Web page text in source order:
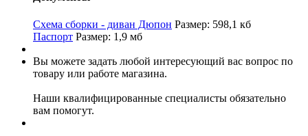
Схема сборки - диван Дюпон Размер: 598,1 кб
Паспорт Размер: 1,9 мб
Вы можете задать любой интересующий вас вопрос по
товару или работе магазина.
Наши квалифицированные специалисты обязательно
вам помогут.